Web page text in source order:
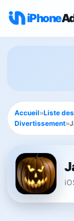
iPhone
Accueil»Liste
Divertissement»